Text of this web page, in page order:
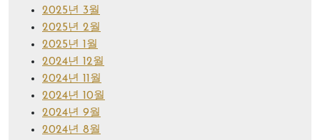
2025년 3월
2025년 2월
2025년 1월
2024년 12월
2024년 11월
2024년 10월
2024년 9월
2024년 8월